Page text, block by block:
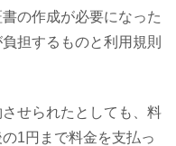
の作成が必要になった
担するものと利用規則
せられたとしても、料
1円まで料金を支払っ